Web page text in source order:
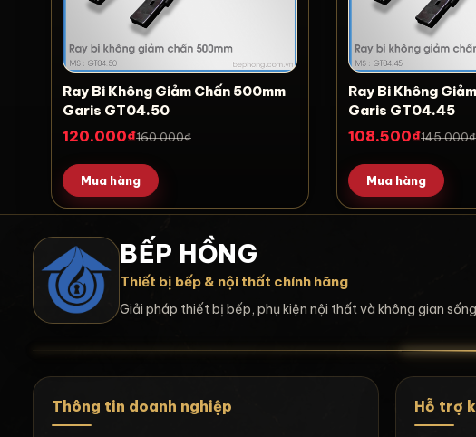
Ray Bi Không Giảm Chấn 500mm
Garis GT04.50
120.000₫160.000₫
Mua hàng
Ray Bi Không
Garis GT04.45
108.500₫145.000₫
Mua hàng
BẾP HỒNG
Thiết bị bếp & nội thất chính hãng
Giải pháp thiết bị bếp, phụ kiện nội thất và không gian
Thông tin doanh nghiệp Hỗ trợ